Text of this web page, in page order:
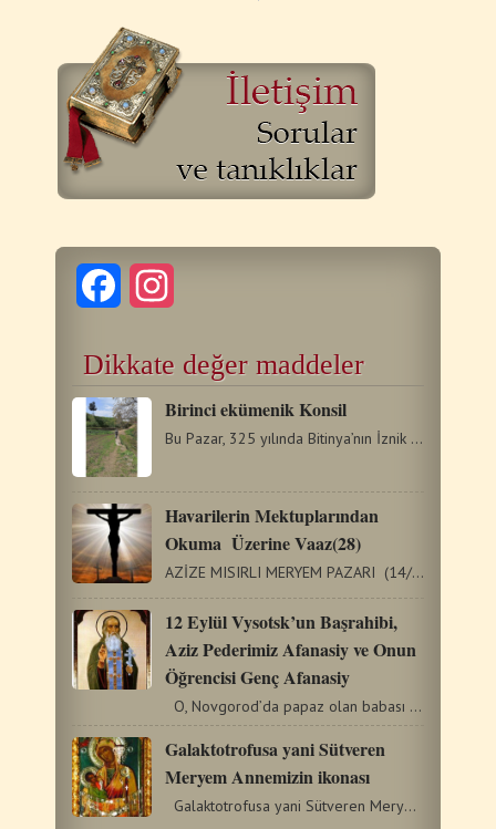
Facebook
Dikkate değer maddeler
Birinci ekümenik Konsil
Bu Pazar, 325 yılında Bitinya’nın İznik kentinde Birinci…
Havarilerin Mektuplarından
Okuma Üzerine Vaaz(28)
AZİZE MISIRLI MERYEM PAZARI (14/4/2019) (İbraniler 9:11-14)…
12 Eylül Vysotsk’un Başrahibi,
Aziz Pederimiz Afanasiy ve Onun
Öğrencisi Genç Afanasiy
O, Novgorod’da papaz olan babası tarafından dindarlıkla…
Galaktotrofusa yani Sütveren
Meryem Annemizin ikonası
Galaktotrofusa yani Sütveren Meryem Annemizin ikonası ilk…